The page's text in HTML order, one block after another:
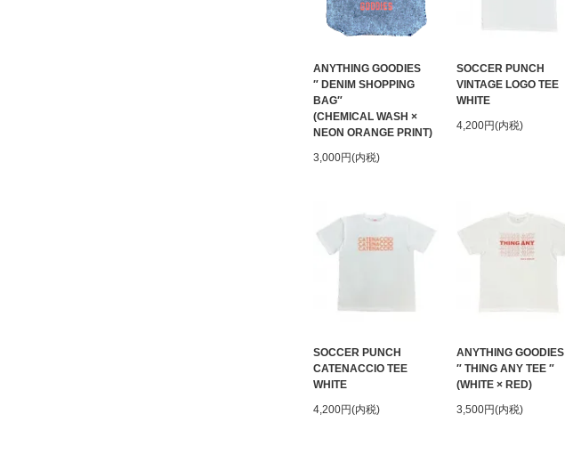
ANYTHING GOODIES
″ DENIM SHOPPING
BAG″
(CHEMICAL WASH ×
NEON ORANGE PRINT)
3,000円(内税)
SOCCER PUNCH
VINTAGE LOGO TEE
WHITE
4,200円(内税)
SOCCER PUNCH
CATENACCIO TEE
WHITE
4,200円(内税)
ANYTHING GOODIES
″ THING ANY TEE ″
(WHITE × RED)
3,500円(内税)